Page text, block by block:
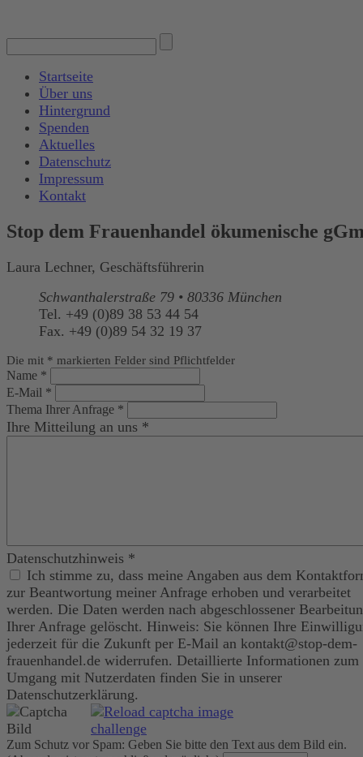
Startseite
Über uns
Hintergrund
Spenden
Aktuelles
Datenschutz
Impressum
Kontakt
Stop dem Frauenhandel ökumenische
Laura Lechner, Geschäftsführerin
Schwanthalerstraße 79 • 80336 München
Tel. +49 (0)89 38 53 44 54
Fax. +49 (0)89 54 32 19 37
Die mit * markierten Felder sind Pflichtfelder
Name *
E-Mail *
Thema Ihrer Anfrage *
Ihre Mitteilung an uns *
Datenschutzhinweis *
Ich stimme zu, dass meine Angaben aus dem
zur Beantwortung meiner Anfrage erhoben und verarbeitet
werden. Die Daten werden nach abgeschlossener
Ihrer Anfrage gelöscht. Hinweis: Sie können Ihre
jederzeit für die Zukunft per E-Mail an kontakt@stop-dem-
frauenhandel.de widerrufen. Detaillierte Informationen zum
Umgang mit Nutzerdaten finden Sie in unserer
Datenschutzerklärung.
Zum Schutz vor Spam: Geben Sie bitte den Text aus dem Bild ein.